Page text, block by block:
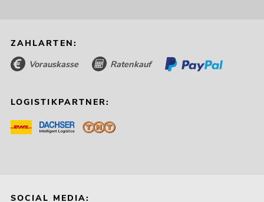
ZAHLARTEN:
Vorauskasse Ratenkauf
LOGISTIKPARTNER:
SOCIAL MEDIA: